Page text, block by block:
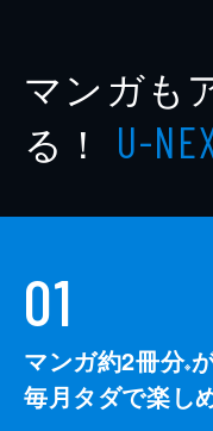
マンガも
る！ U-
01
マンガ約2冊分※
毎月タダで楽し